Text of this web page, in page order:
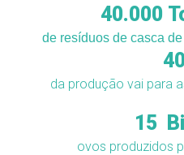
40.000
de resíduos de casca
40
da produção vai para
15
ovos produzidos